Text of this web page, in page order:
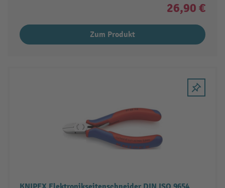
26,90 €
Zum Produkt